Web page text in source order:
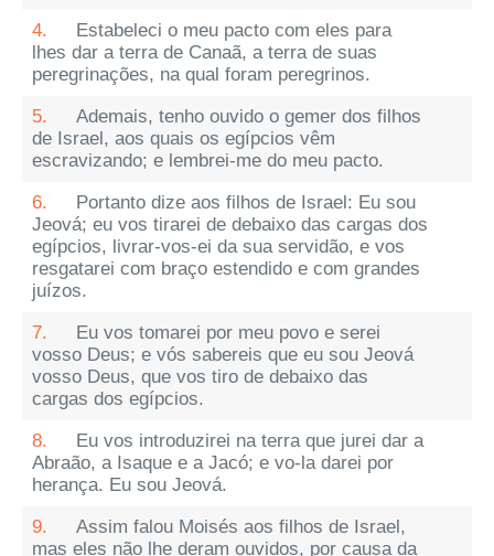
4.
Estabeleci o meu pacto com eles para
lhes dar a terra de Canaã, a terra de suas
peregrinações, na qual foram peregrinos.
5.
Ademais, tenho ouvido o gemer dos filhos
de Israel, aos quais os egípcios vêm
escravizando; e lembrei-me do meu pacto.
6.
Portanto dize aos filhos de Israel: Eu sou
Jeová; eu vos tirarei de debaixo das cargas dos
egípcios, livrar-vos-ei da sua servidão, e vos
resgatarei com braço estendido e com grandes
juízos.
7.
Eu vos tomarei por meu povo e serei
vosso Deus; e vós sabereis que eu sou Jeová
vosso Deus, que vos tiro de debaixo das
cargas dos egípcios.
8.
Eu vos introduzirei na terra que jurei dar a
Abraão, a Isaque e a Jacó; e vo-la darei por
herança. Eu sou Jeová.
9.
Assim falou Moisés aos filhos de Israel,
mas eles não lhe deram ouvidos, por causa da